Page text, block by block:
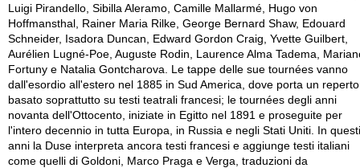
Luigi Pirandello, Sibilla Aleramo, Camille Mallarmé, Hugo von
Hoffmansthal, Rainer Maria Rilke, George Bernard Shaw, Edouard
Schneider, Isadora Duncan, Edward Gordon Craig, Yvette Guilbert,
Aurélien Lugné-Poe, Auguste Rodin, Laurence Alma Tadema,
Fortuny e Natalia Gontcharova. Le tappe delle sue tournées vanno
dall'esordio all'estero nel 1885 in Sud America, dove porta un
basato soprattutto su testi teatrali francesi; le tournées degli anni
novanta dell'Ottocento, iniziate in Egitto nel 1891 e proseguite per
l'intero decennio in tutta Europa, in Russia e negli Stati Uniti. In questi
anni la Duse interpreta ancora testi francesi e aggiunge testi italiani
come quelli di Goldoni, Marco Praga e Verga, traduzioni da